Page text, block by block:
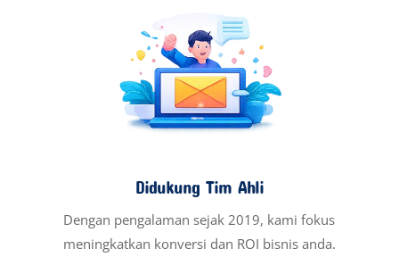
Didukung Tim Ahli
Dengan pengalaman sejak 2019, kami fokus
meningkatkan konversi dan ROI bisnis anda.